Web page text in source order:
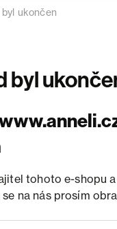
ukončen
byl
tohoto e-shopu
na nás prosím